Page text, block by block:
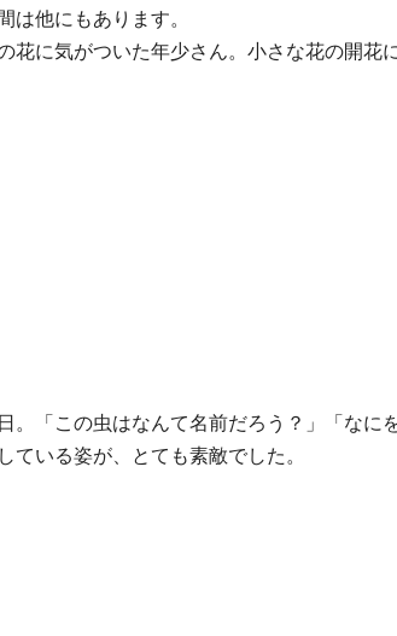
は他にもあります。
花に気がついた年少さん。小さな花の開花
。「この虫はなんて名前だろう？」「な
いる姿が、とても素敵でした。